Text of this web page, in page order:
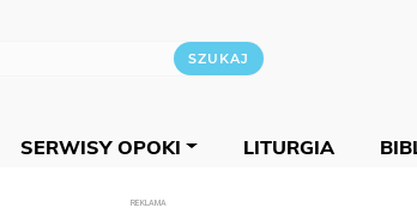
SERWISY OPOKI LITURGIA
REKLAMA